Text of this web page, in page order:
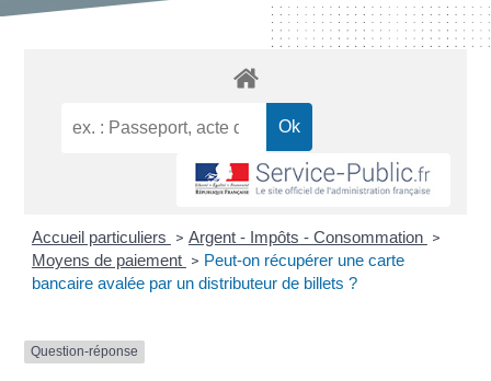
Accueil particuliers > Argent - Impôts - Consommation >
Moyens de paiement > Peut-on récupérer une carte
bancaire avalée par un distributeur de billets ?
Question-réponse